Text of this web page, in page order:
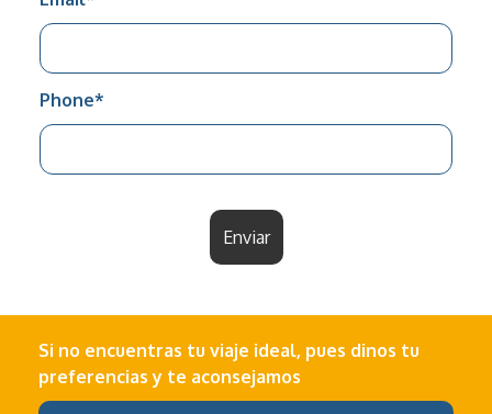
Phone*
Enviar
Si no encuentras tu viaje ideal, pues dinos tu
preferencias y te aconsejamos